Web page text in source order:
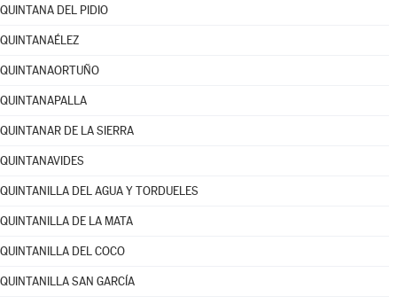
QUINTANA DEL PIDIO
QUINTANAÉLEZ
QUINTANAORTUÑO
QUINTANAPALLA
QUINTANAR DE LA SIERRA
QUINTANAVIDES
QUINTANILLA DEL AGUA Y TORDUELES
QUINTANILLA DE LA MATA
QUINTANILLA DEL COCO
QUINTANILLA SAN GARCÍA